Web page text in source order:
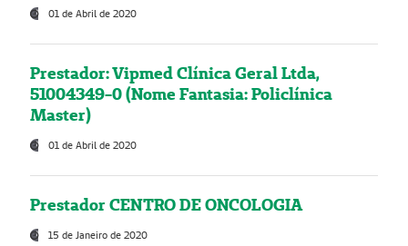
01 de Abril de 2020
Prestador: Vipmed Clínica Geral Ltda,
51004349-0 (Nome Fantasia: Policlínica
Master)
01 de Abril de 2020
Prestador CENTRO DE ONCOLOGIA
15 de Janeiro de 2020